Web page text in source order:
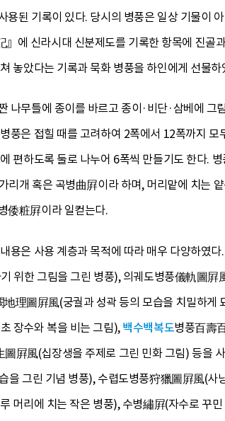
용된 기록이 있다. 당시의 병풍은 일상 기물이
』에 신라시대 신분제도를 기록한 항목에 진골
놓았다는 기록과 묵화 병풍을 하인에게 선물
나무틀에 종이를 바르고 종이·비단·삼베에
풍은 접힐 때를 고려하여 2폭에서 12폭까지
편하도록 둘로 나누어 6폭씩 만들기도 한다.
리개 혹은 곡병曲屛이라 하며, 머리맡에 치는
倭粧屛이라 일컫는다.
용은 사용 계층과 목적에 따라 매우 다양하였
위한 그림을 그린 병풍), 의궤도병풍儀軌圖
理圖屛風(궁궐과 성곽 등의 모습을 치밀하
장수와 복을 비는 그림),백수백복도병풍百壽
圖屛風(십장생을 주제로 그린 민화 그림) 등을
을 그린 기념 병풍), 수렵도병풍狩獵圖屛風(
머리에 치는 작은 병풍), 수병繡屛(자수로 꾸